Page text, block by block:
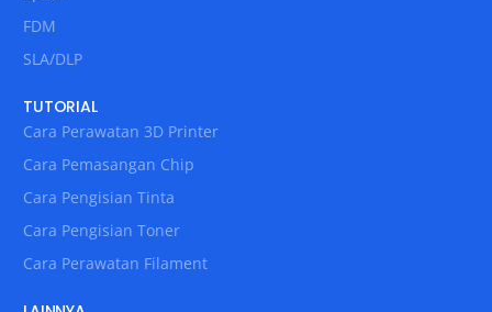
FDM
SLA/DLP
TUTORIAL
Cara Perawatan 3D Printer
Cara Pemasangan Chip
Cara Pengisian Tinta
Cara Pengisian Toner
Cara Perawatan Filament